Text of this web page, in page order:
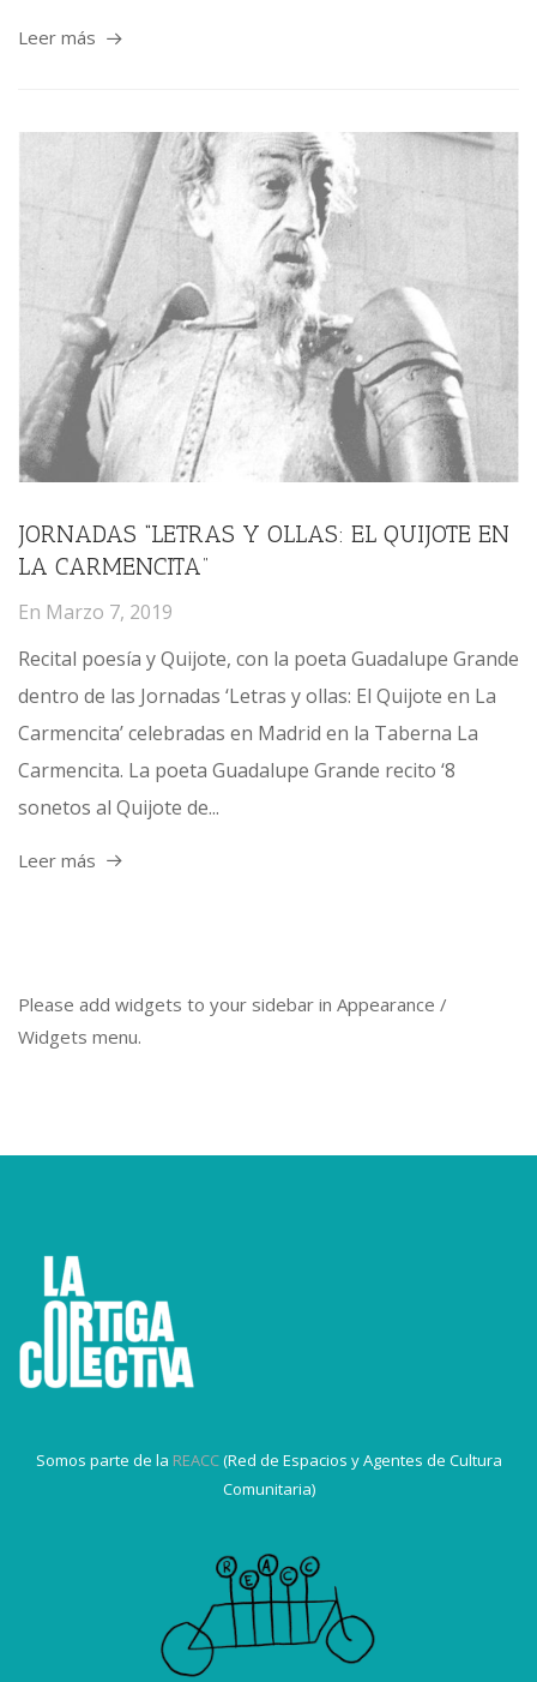
Leer más
JORNADAS “LETRAS Y OLLAS: EL QUIJOTE EN
LA CARMENCITA”
En Marzo 7, 2019
Recital poesía y Quijote, con la poeta Guadalupe Grande
dentro de las Jornadas ‘Letras y ollas: El Quijote en La
Carmencita’ celebradas en Madrid en la Taberna La
Carmencita. La poeta Guadalupe Grande recito ‘8
sonetos al Quijote de...
Leer más
Please add widgets to your sidebar in Appearance /
Widgets menu.
Somos parte de la REACC(Red de Espacios y Agentes de Cultura
Comunitaria)